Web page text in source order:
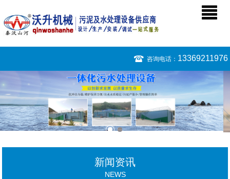
咨询电话： 13369211976
新闻资讯
NEWS